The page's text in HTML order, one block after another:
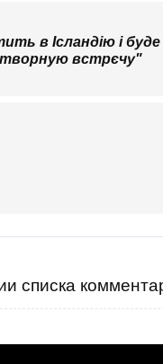
в Ісландію і буде
встрєчу"
списка